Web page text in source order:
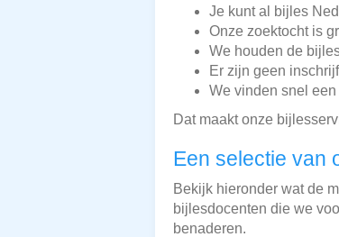
Je kunt al bijles
Onze zoektocht is
We houden de
Er zijn geen
We vinden snel
Dat maakt onze
Een selectie van
Bekijk hieronder wat de
bijlesdocenten die we
benaderen.